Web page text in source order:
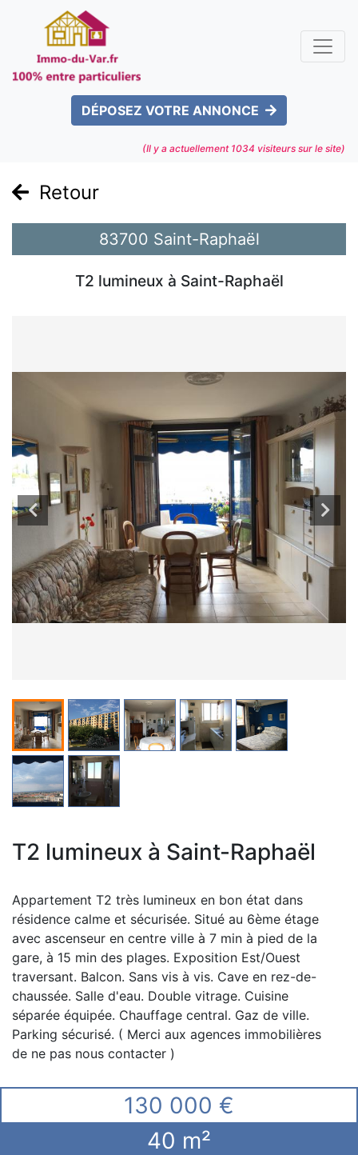
DÉPOSEZ VOTRE ANNONCE
(Il y a actuellement 1034 visiteurs sur le site)
Retour
83700 Saint-Raphaël
T2 lumineux à Saint-Raphaël
T2 lumineux à Saint-Raphaël
Appartement T2 très lumineux en bon état dans
résidence calme et sécurisée. Situé au 6ème étage
avec ascenseur en centre ville à 7 min à pied de la
gare, à 15 min des plages. Exposition Est/Ouest
traversant. Balcon. Sans vis à vis. Cave en rez-de-
chaussée. Salle d'eau. Double vitrage. Cuisine
séparée équipée. Chauffage central. Gaz de ville.
Parking sécurisé. ( Merci aux agences immobilières
de ne pas nous contacter )
130 000 €
40 m²